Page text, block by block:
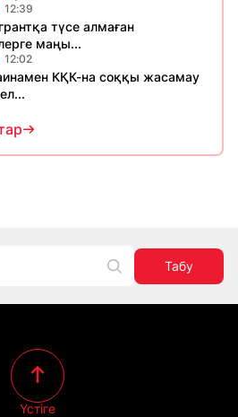
12:39
түсе алмаған
маңы...
12:02
КҚК-на соққы жасамау
Табу
Үстіге